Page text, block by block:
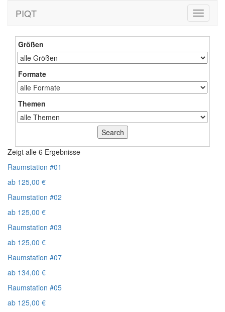
Toggle
PIQT
Größen
Formate
Themen
Zeigt alle 6 Ergebnisse
Raumstation #01
ab 125,00 €
Raumstation #02
ab 125,00 €
Raumstation #03
ab 125,00 €
Raumstation #07
ab 134,00 €
Raumstation #05
ab 125,00 €